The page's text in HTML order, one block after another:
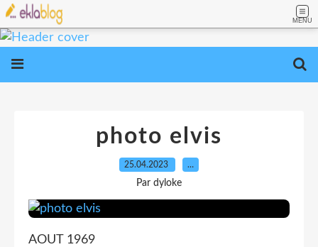
MENU
photo elvis
25.04.2023 …
Par dyloke
AOUT 1969